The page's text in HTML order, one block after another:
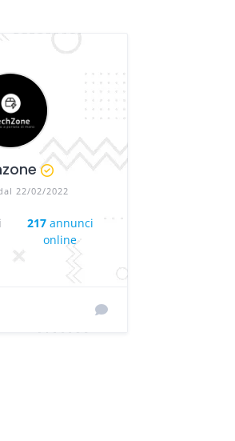
22/02/2022
217annunci
online